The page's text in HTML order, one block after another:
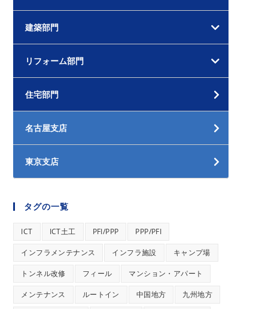
建築部門
リフォーム部門
住宅部門
名古屋支店
東京支店
タグの一覧
ICT ICT土工 PFI/PPP PPP/PFI
インフラメンテナンス インフラ施設 キャンプ場
トンネル改修 フィール マンション・アパート
メンテナンス ルートイン 中国地方 九州地方